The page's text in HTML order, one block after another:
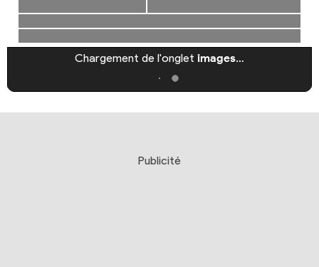
Chargement de l'onglet images…
Publicité